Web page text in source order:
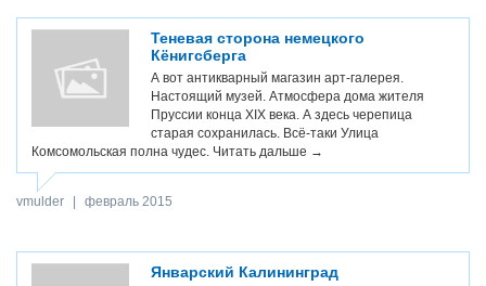
Теневая сторона немецкого
Кёнигсберга
А вот антикварный магазин арт-галерея.
Настоящий музей. Атмосфера дома жителя
Пруссии конца XIX века. А здесь черепица
старая сохранилась. Всё-таки Улица
Комсомольская полна чудес. Читать дальше →
vmulder февраль 2015
Январский Калининград